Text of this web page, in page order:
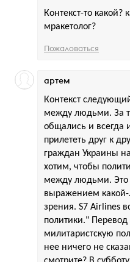
Контекст-то
мракетолог?
Пожаловаться
Контекст
между людьми. За
общались и всегда
прилететь друг к
граждан Украины
хотим, чтобы
между людьми. Это
выражением какой-
зрения. S7 Airlines
политики."
милитаристскую
нее ничего не
артем